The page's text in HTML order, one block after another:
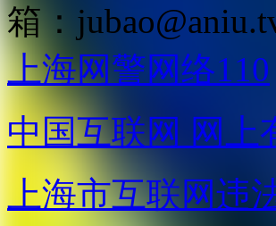
箱：
上海网警网络110
中国互联网 网上
上海市互联网违